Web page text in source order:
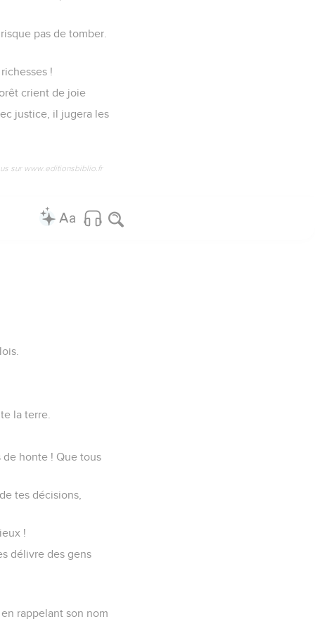
pas de tomber.
!
crient de joie
justice, il jugera les
sur www.editionsbiblio.fr
la terre.
de honte ! Que tous
tes décisions,
!
délivre des gens
rappelant son nom